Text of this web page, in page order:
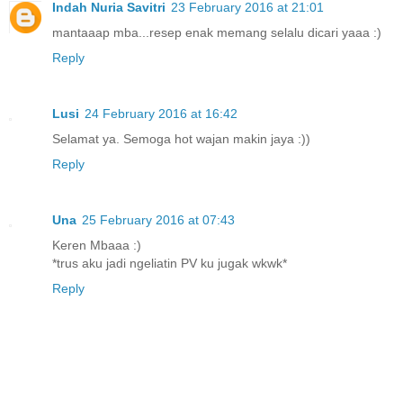
Indah Nuria Savitri 23 February 2016 at 21:01
mantaaap mba...resep enak memang selalu dicari yaaa :)
Reply
Lusi 24 February 2016 at 16:42
Selamat ya. Semoga hot wajan makin jaya :))
Reply
Una 25 February 2016 at 07:43
Keren Mbaaa :)
*trus aku jadi ngeliatin PV ku jugak wkwk*
Reply